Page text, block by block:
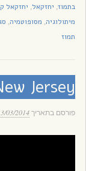
בתמוז, יחזקאל, יחזקאל
מיתולוגיה, מסופוטמיה,
תמוז
Jersey
פורסם בתאריך03/2014